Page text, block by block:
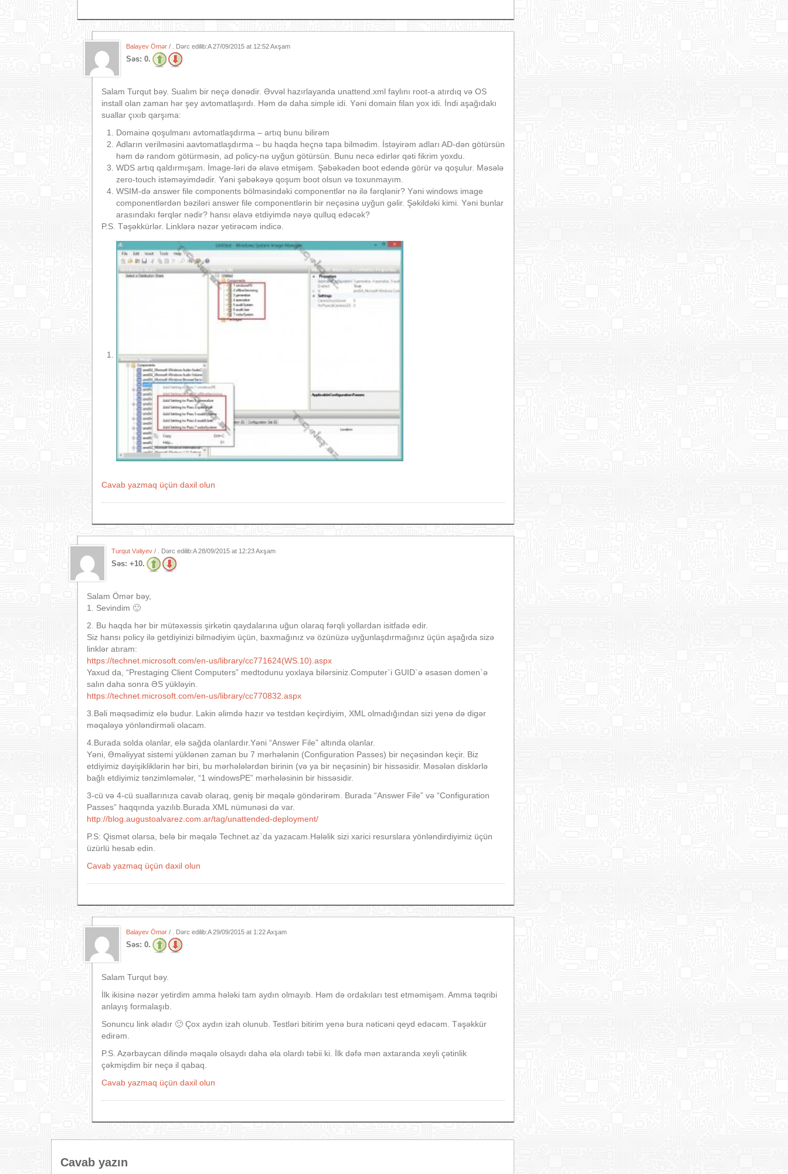
Balayev Ömər / . Dərc edilib:A27/09/2015 at 12:52 Axşam
Səs: 0.
Salam Turqut bəy. Sualım bir neçə dənədir. Əvvəl hazırlayanda unattend.xml faylını root-a atırdıq və OS
install olan zaman hər şey avtomatlaşırdı. Həm də daha simple idi. Yəni domain filan yox idi. İndi aşağıdakı
suallar çıxıb qarşıma:
Domainə qoşulmanı avtomatlaşdırma – artıq bunu bilirəm
Adların verilməsini aavtomatlaşdırma – bu haqda heçnə tapa bilmədim. İstəyirəm adları AD-dən götürsün
həm də random götürməsin, ad policy-nə uyğun götürsün. Bunu necə edirlər qəti fikrim yoxdu.
WDS artıq qaldırmışam. İmage-ləri də əlavə etmişəm. Şəbəkədən boot edəndə görür və qoşulur. Məsələ
zero-touch istəməyimdədir. Yəni şəbəkəyə qoşum boot olsun və toxunmayım.
WSIM-də answer file components bölməsindəki componentlər nə ilə fərqlənir? Yəni windows image
componentlərdən bəziləri answer file componentlərin bir neçəsinə uyğun gəlir. Şəkildəki kimi. Yəni bunlar
arasındakı fərqlər nədir? hansı əlavə etdiyimdə nəyə qulluq edəcək?
P.S. Təşəkkürlər. Linklərə nəzər yetirəcəm indicə.
Cavab yazmaq üçün daxil olun
Turqut Vəliyev / . Dərc edilib:A28/09/2015 at 12:23 Axşam
Səs: +10.
Salam Ömər bəy,
1. Sevindim 🙂
2. Bu haqda hər bir mütəxəssis şirkətin qaydalarına uğun olaraq fərqli yollardan isitfadə edir.
Siz hansı policy ilə getdiyinizi bilmədiyim üçün, baxmağınız və özünüzə uyğunlaşdırmağınız üçün aşağıda sizə
linklər atıram:
https://technet.microsoft.com/en-us/library/cc771624(WS.10).aspx
Yaxud da, “Prestaging Client Computers” medtodunu yoxlaya bilərsiniz.Computer`i GUID`ə əsasən domen`ə
salın daha sonra ƏS yükləyin.
https://technet.microsoft.com/en-us/library/cc770832.aspx
3.Bəli məqsədimiz elə budur. Lakin əlimdə hazır və testdən keçirdiyim, XML olmadığından sizi yenə də digər
məqaləyə yönləndirməli olacam.
4.Burada solda olanlar, elə sağda olanlardır.Yəni “Answer File” altında olanlar.
Yəni, Əməliyyat sistemi yüklənən zaman bu 7 mərhələnin (Configuration Passes) bir neçəsindən keçir. Biz
etdiyimiz dəyişikliklərin hər biri, bu mərhələlərdən birinin (və ya bir neçəsinin) bir hissəsidir. Məsələn disklərlə
bağlı etdiyimiz tənzimləmələr, “1 windowsPE” mərhələsinin bir hissəsidir.
3-cü və 4-cü suallarınıza cavab olaraq, geniş bir məqalə göndərirəm. Burada “Answer File” və “Configuration
Passes” haqqında yazılıb.Burada XML nümunəsi də var.
http://blog.augustoalvarez.com.ar/tag/unattended-deployment/
P.S: Qismət olarsa, belə bir məqalə Technet.az`da yazacam.Hələlik sizi xarici resurslara yönləndirdiyimiz üçün
üzürlü hesab edin.
Cavab yazmaq üçün daxil olun
Balayev Ömər / . Dərc edilib:A29/09/2015 at 1:22 Axşam
Səs: 0.
Salam Turqut bəy.
İlk ikisinə nəzər yetirdim amma hələki tam aydın olmayıb. Həm də ordakıları test etməmişəm. Amma təqribi
anlayış formalaşıb.
Sonuncu link əladır 🙂 Çox aydın izah olunub. Testləri bitirim yenə bura nəticəni qeyd edəcəm. Təşəkkür
edirəm.
P.S. Azərbaycan dilində məqalə olsaydı daha əla olardı təbii ki. İlk dəfə mən axtaranda xeyli çətinlik
çəkmişdim bir neçə il qabaq.
Cavab yazmaq üçün daxil olun
Cavab yazın